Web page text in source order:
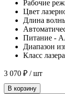
Рабочие
Цвет
Длина
Питание -
Диапазон
Класс
3 070 ₽ / шт
В корзину